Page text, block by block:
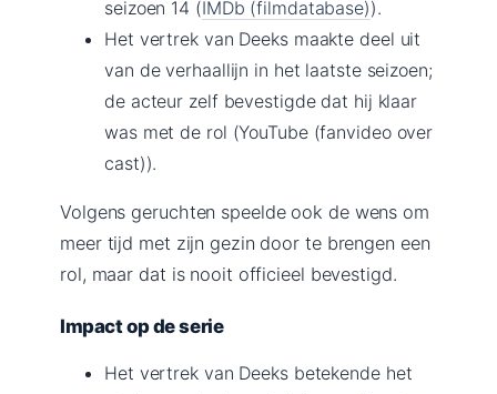
seizoen 14 (IMDb (filmdatabase)).
Het vertrek van Deeks maakte deel uit
van de verhaallijn in het laatste seizoen;
de acteur zelf bevestigde dat hij klaar
was met de rol (YouTube (fanvideo over
cast)).
Volgens geruchten speelde ook de wens om
meer tijd met zijn gezin door te brengen een
rol, maar dat is nooit officieel bevestigd.
Impact op de serie
Het vertrek van Deeks betekende het